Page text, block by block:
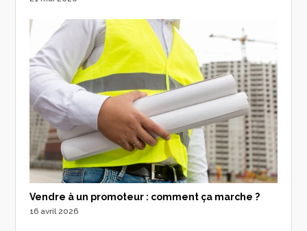
Vendre à un promoteur : comment ça marche ?
16 avril 2026